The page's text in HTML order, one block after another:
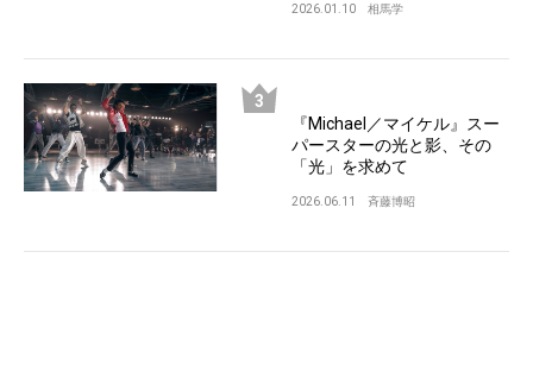
2026.01.10 相馬学
『Michael／マイケル』スー
パースターの光と影、その
「光」を求めて
2026.06.11 斉藤博昭